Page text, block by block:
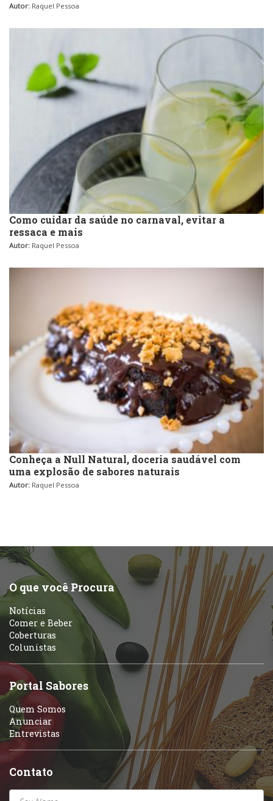
Autor: Raquel Pessoa
Como cuidar da saúde no carnaval, evitar a
ressaca e mais
Autor: Raquel Pessoa
Conheça a Null Natural, doceria saudável com
uma explosão de sabores naturais
Autor: Raquel Pessoa
O que você Procura
Notícias
Comer e Beber
Coberturas
Colunistas
Portal Sabores
Quem Somos
Anunciar
Entrevistas
Contato